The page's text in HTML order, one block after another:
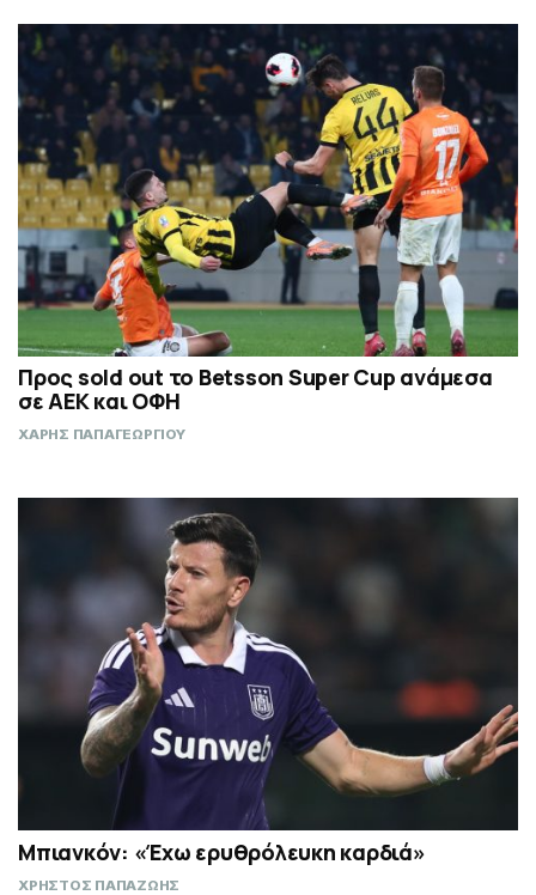
Προς sold out το Betsson Super Cup ανάμεσα
σε ΑΕΚ και ΟΦΗ
ΧΑΡΗΣ ΠΑΠΑΓΕΩΡΓΙΟΥ
Μπιανκόν: «Έχω ερυθρόλευκη καρδιά»
ΧΡΗΣΤΟΣ ΠΑΠΑΖΩΗΣ